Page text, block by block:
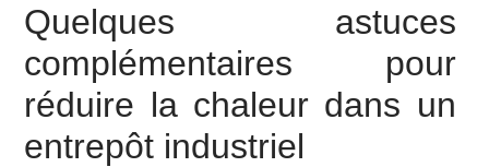
Quelques astuces
complémentaires pour
réduire la chaleur dans un
entrepôt industriel